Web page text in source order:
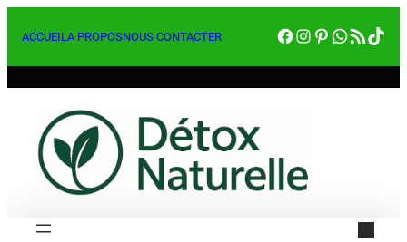
auACCUEILA PROPOSNOUS CONTACTER Facebook
Instagram
Pinterest
RSS Feed